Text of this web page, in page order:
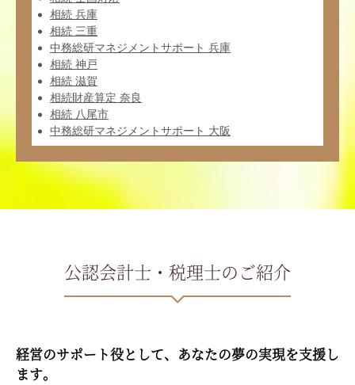
相続 兵庫
相続 三重
中務総研マネジメントサポート 兵庫
相続 神戸
相続 滋賀
相続財産算定 奈良
相続 八尾市
中務総研マネジメントサポート 大阪
公認会計士・税理士のご紹介
経営のサポート役として、あなたの夢の実現を支援し
ます。